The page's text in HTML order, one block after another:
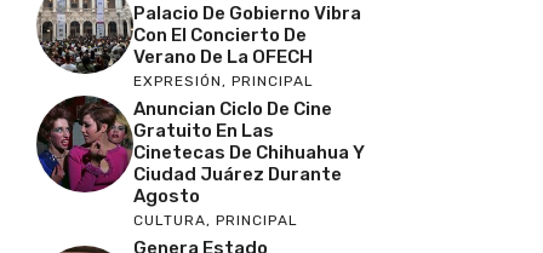
Palacio De Gobierno Vibra
Con El Concierto De
Verano De La OFECH
EXPRESIÓN, PRINCIPAL
Anuncian Ciclo De Cine
Gratuito En Las
Cinetecas De Chihuahua Y
Ciudad Juárez Durante
Agosto
CULTURA, PRINCIPAL
Genera Estado